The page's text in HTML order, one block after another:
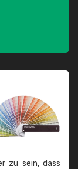
zu sein, dass